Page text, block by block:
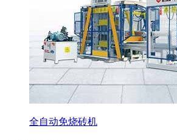
全自动免烧砖机